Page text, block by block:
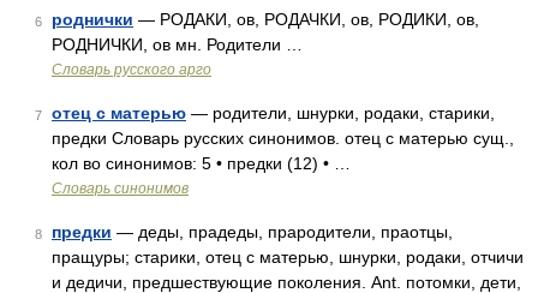
6 роднички — РОДАКИ, ов, РОДАЧКИ, ов, РОДИКИ, ов,
РОДНИЧКИ, ов мн. Родители …
Словарь русского арго
7 отец с матерью — родители, шнурки, родаки, старики,
предки Словарь русских синонимов. отец с матерью сущ.,
кол во синонимов: 5 • предки (12) • …
Словарь синонимов
8 предки — деды, прадеды, прародители, праотцы,
пращуры; старики, отец с матерью, шнурки, родаки, отчичи
и дедичи, предшествующие поколения. Ant. потомки, дети,